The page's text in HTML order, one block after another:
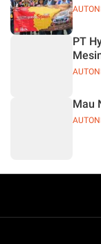
PT
Mau